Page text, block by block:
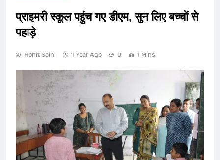
प्राइमरी स्कूल पहुंच गए डीएम, सुन लिए बच्चों से
पहाड़े
Rohit Saini 1 Year Ago 0 1 Mins